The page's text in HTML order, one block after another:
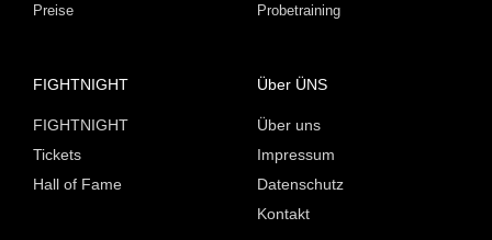
Preise
Probetraining
FIGHTNIGHT
FIGHTNIGHT
Tickets
Hall of Fame
Über ÜNS
Über uns
Impressum
Datenschutz
Kontakt